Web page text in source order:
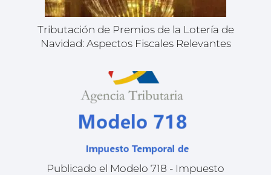
Tributación de Premios de la Lotería de
Navidad: Aspectos Fiscales Relevantes
Publicado el Modelo 718 - Impuesto